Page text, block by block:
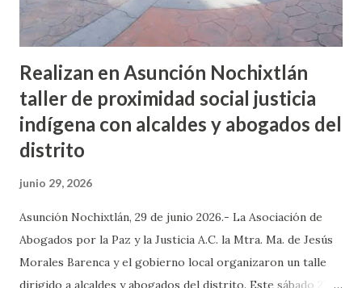
Realizan en Asunción Nochixtlán
taller de proximidad social justicia
indígena con alcaldes y abogados del
distrito
junio 29, 2026
Asunción Nochixtlán, 29 de junio 2026.- La Asociación de
Abogados por la Paz y la Justicia A.C. la Mtra. Ma. de Jesús
Morales Barenca y el gobierno local organizaron un talle
dirigido a alcaldes y abogados del distrito. Este sábado 27